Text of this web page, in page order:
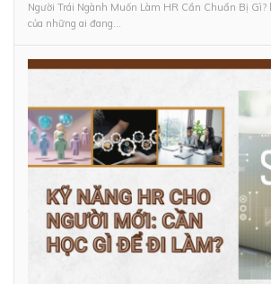
Người Trái Ngành Muốn Làm HR Cần Chuẩn Bị Gì?
của những ai đang...